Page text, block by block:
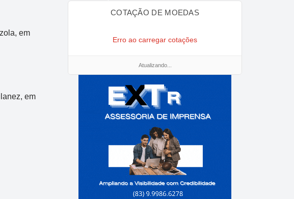
em
em
COTAÇÃO DE MOEDAS
Erro ao carregar cotações
Atualizando...